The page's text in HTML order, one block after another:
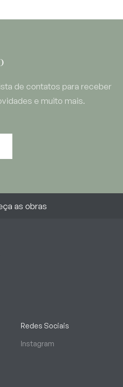
de contatos para receber
e muito mais.
as obras
Redes Sociais
Instagram